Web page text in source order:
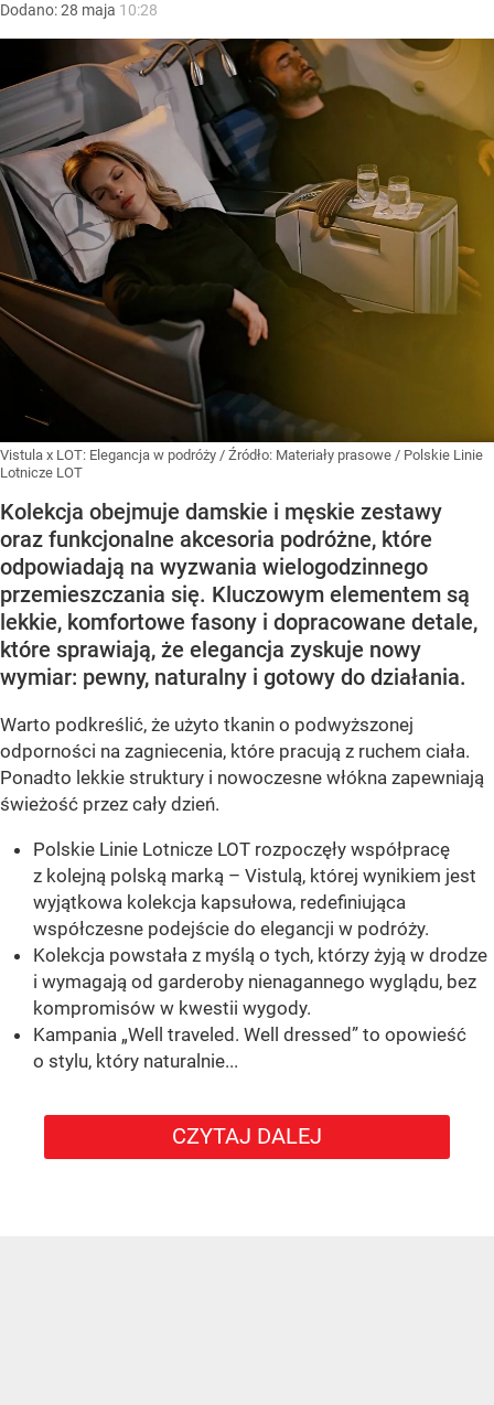
Dodano:28 maja 10:28
Vistula x LOT: Elegancja w podróży / Źródło: Materiały prasowe / Polskie Linie
Lotnicze LOT
Kolekcja obejmuje damskie i męskie zestawy
oraz funkcjonalne akcesoria podróżne, które
odpowiadają na wyzwania wielogodzinnego
przemieszczania się. Kluczowym elementem są
lekkie, komfortowe fasony i dopracowane detale,
które sprawiają, że elegancja zyskuje nowy
wymiar: pewny, naturalny i gotowy do działania.
Warto podkreślić, że użyto tkanin o podwyższonej
odporności na zagniecenia, które pracują z ruchem ciała.
Ponadto lekkie struktury i nowoczesne włókna zapewniają
świeżość przez cały dzień.
Polskie Linie Lotnicze LOT rozpoczęły współpracę
z kolejną polską marką – Vistulą, której wynikiem jest
wyjątkowa kolekcja kapsułowa, redefiniująca
współczesne podejście do elegancji w podróży.
Kolekcja powstała z myślą o tych, którzy żyją w drodze
i wymagają od garderoby nienagannego wyglądu, bez
kompromisów w kwestii wygody.
Kampania „Well traveled. Well dressed” to opowieść
o stylu, który naturalnie...
CZYTAJ DALEJ